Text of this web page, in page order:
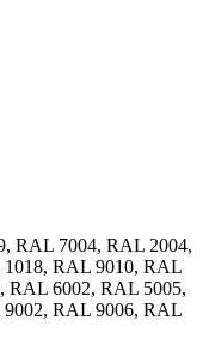
RAL 7004, RAL 2004,
RAL 9010, RAL
RAL 6002, RAL 5005,
RAL 9006, RAL